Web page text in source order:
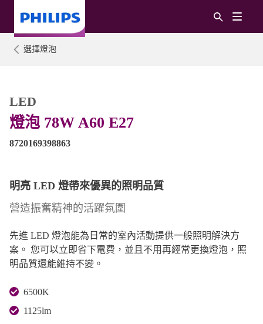
選擇燈泡
燈泡 78W A60 E27
LED
8720169398863
明亮 LED 燈帶來優異的照明品質
營造振奮精神的活躍氛圍
先進 LED 燈泡能為日常的室內活動提供一般照明解決方
案。 您可以立即省下電費，並且不用再經常更換燈泡，照
明品質還能維持不變。
6500K
1125lm